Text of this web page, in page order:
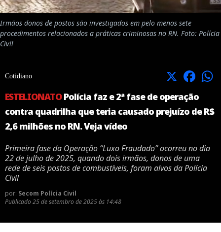
Irmãos donos de postos são investigados em pelo menos sete
procedimentos relacionados a práticas criminosas no RN. Foto: Polícia
Civil
Cotidiano X Facebook
ESTELIONATOPolícia faz e 2ª fase de operação
contra quadrilha que teria causado prejuízo de R$
2,6 milhões no RN. Veja vídeo
Primeira fase da Operação “Luxo Fraudado” ocorreu no dia
22 de julho de 2025, quando dois irmãos, donos de uma
rede de seis postos de combustíveis, foram alvos da Polícia
Civil
por: Secom Polícia Civil
Publicado 25 de setembro de 2025 às 14:48